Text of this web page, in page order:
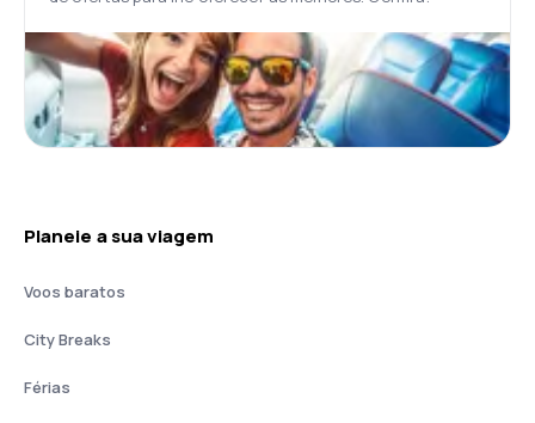
Planeie a sua viagem
Voos baratos
City Breaks
Férias